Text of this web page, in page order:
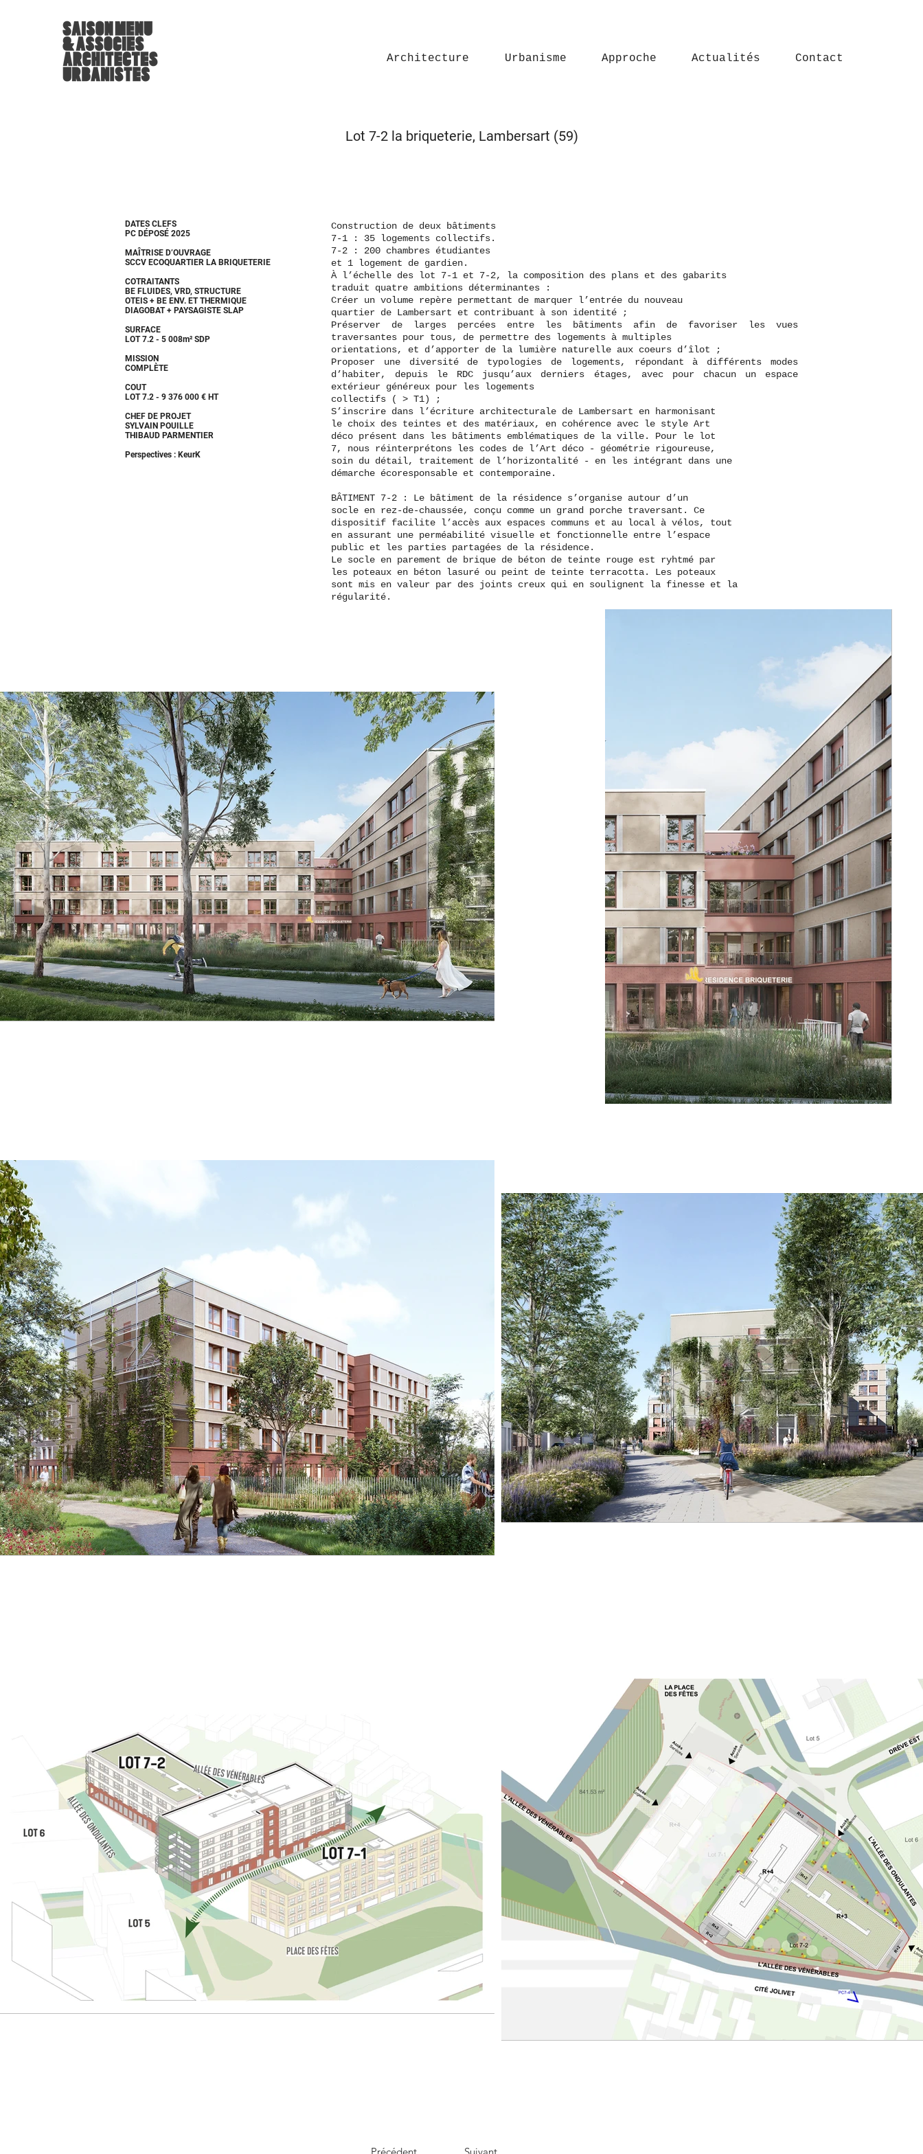
Architecture Urbanisme Approche Actualités Contact
Lot 7-2 la briqueterie, Lambersart (59)
DATES CLEFS
PC DÉPOSÉ 2025
MAÎTRISE D’OUVRAGE
SCCV ECOQUARTIER LA BRIQUETERIE
COTRAITANTS
BE FLUIDES, VRD, STRUCTURE
OTEIS + BE ENV. ET THERMIQUE
DIAGOBAT + PAYSAGISTE SLAP
SURFACE
LOT 7.2 - 5 008m² SDP
MISSION
COMPLÈTE
COUT
LOT 7.2 - 9 376 000 € HT
CHEF DE PROJET
SYLVAIN POUILLE
THIBAUD PARMENTIER
Perspectives : KeurK
Construction de deux bâtiments
7-1 : 35 logements collectifs.
7-2 : 200 chambres étudiantes
et 1 logement de gardien.
À l’échelle des lot 7-1 et 7-2, la composition des plans et des gabarits
traduit quatre ambitions déterminantes :
Créer un volume repère permettant de marquer l’entrée du nouveau
quartier de Lambersart et contribuant à son identité ;
Préserver de larges percées entre les bâtiments afin de favoriser les vues
traversantes pour tous, de permettre des logements à multiples
orientations, et d’apporter de la lumière naturelle aux coeurs d’îlot ;
Proposer une diversité de typologies de logements, répondant à différents modes
d’habiter, depuis le RDC jusqu’aux derniers étages, avec pour chacun un espace
extérieur généreux pour les logements
collectifs ( > T1) ;
S’inscrire dans l’écriture architecturale de Lambersart en harmonisant
le choix des teintes et des matériaux, en cohérence avec le style Art
déco présent dans les bâtiments emblématiques de la ville. Pour le lot
7, nous réinterprétons les codes de l’Art déco - géométrie rigoureuse,
soin du détail, traitement de l’horizontalité - en les intégrant dans une
démarche écoresponsable et contemporaine.
BÂTIMENT 7-2 : Le bâtiment de la résidence s’organise autour d’un
socle en rez-de-chaussée, conçu comme un grand porche traversant. Ce
dispositif facilite l’accès aux espaces communs et au local à vélos, tout
en assurant une perméabilité visuelle et fonctionnelle entre l’espace
public et les parties partagées de la résidence.
Le socle en parement de brique de béton de teinte rouge est ryhtmé par
les poteaux en béton lasuré ou peint de teinte terracotta. Les poteaux
sont mis en valeur par des joints creux qui en soulignent la finesse et la
régularité.